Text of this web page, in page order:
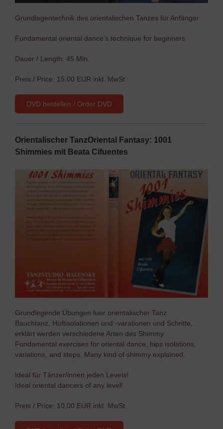
Grundlagentechnik des orientalischen Tanzes für Anfänger
Fundamental oriental dance’s technique for beginners
Dauer / Length: 45 Min.
Preis / Price: 15,00 EUR inkl. MwSt
DVD bestellen / Order DVD
Orientalischer TanzOriental Fantasy: 1001
Shimmies mit Beata Cifuentes
Grundlegende Übungen fuer orientalischer Tanz
Bauchtanz, Hüftisolationen und -varationen und Schritte,
erklärt werden verschiedene Arten des Shimmy
Fundamental exercises for oriental dance, hips isolations,
variations, and steps. Many kind of shimmy explained.
Ideal für Tänzer/innen jeden Levels!
Ideal oriental dancers of any level!
Preis / Price: 10,00 EUR inkl. MwSt